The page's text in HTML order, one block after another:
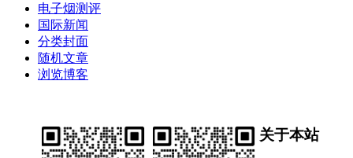
电子烟测评
国际新闻
分类封面
随机文章
浏览博客
关于本站